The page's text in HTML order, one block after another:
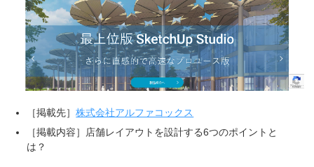
［掲載先］株式会社アルファコックス
［掲載内容］店舗レイアウトを設計する6つのポイントと
は？